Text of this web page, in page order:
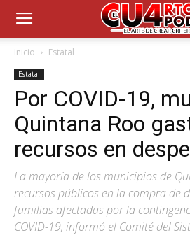
Inicio Estatal
Estatal
Por COVID-19,
Quintana Roo
recursos en
La mayoría de los municipios de
recursos públicos en la compra de
familias afectadas por la
COVID-19, informó el Comité del